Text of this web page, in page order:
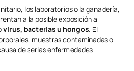
los laboratorios o la ganadería,
a la posible exposición a
virus, bacterias u hongos. El
muestras contaminadas o
de serias enfermedades